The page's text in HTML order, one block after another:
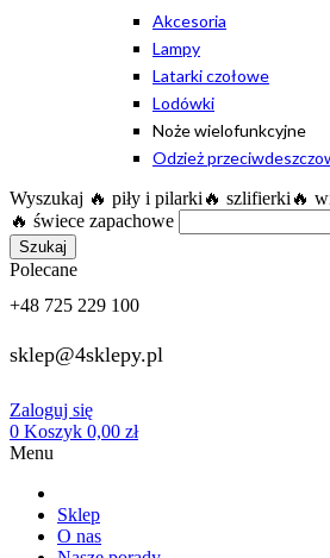
Akcesoria
Lampy
Latarki czołowe
Lodówki
Noże wielofunkcyjne
Odzież
Wyszukaj 🔥 piły i pilarki 🔥 szlifierki 🔥
🔥 świece zapachowe
Szukaj
Polecane
+48 725 229 100
sklep@4sklepy.pl
Zaloguj się
0 Koszyk 0,00 zł
Menu
Sklep
O nas